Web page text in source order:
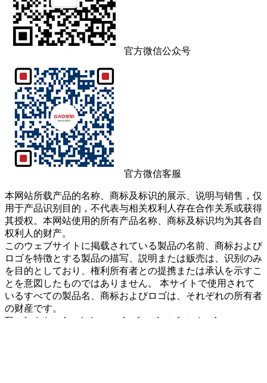
官方微信公众号
官方微信客服
本网站所载产品的名称、商标及标识的展示、说明与销售，仅
用于产品识别目的，不代表与相关权利人存在合作关系或获得
其授权。本网站使用的所有产品名称、商标及标识均为其各自
权利人的财产。
このウェブサイトに掲载されている製品の名前、商标および
ロゴを特徴とする製品の描写、説明または贩売は、识别のみ
を目的としており、権利所有者との提携または承认を示すこ
とを意図したものではありません。 本サイトで使用されて
いるすべての製品名、商标およびロゴは、それぞれの所有者
の财産です。
The depiction, description or sale of products featuring these names,